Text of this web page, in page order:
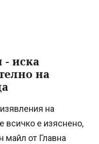
- иска
на
на
всичко е изяснено,
майл от Главна